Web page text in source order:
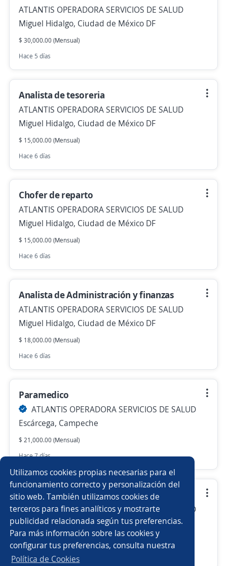
Utilizamos cookies propias necesarias para el
funcionamiento correcto y personalización del
sitio web. También utilizamos cookies de
terceros para fines analíticos y mostrarte
publicidad relacionada según tus preferencias.
Para más información sobre las cookies y
configurar tus preferencias, consulta nuestra
Política de Cookies
ATLANTIS OPERADORA SERVICIOS DE SALUD
Miguel Hidalgo, Ciudad de México DF
$ 30,000.00 (Mensual)
Hace 5 días
Analista de tesoreria
ATLANTIS OPERADORA SERVICIOS DE SALUD
Miguel Hidalgo, Ciudad de México DF
$ 15,000.00 (Mensual)
Hace 6 días
Chofer de reparto
ATLANTIS OPERADORA SERVICIOS DE SALUD
Miguel Hidalgo, Ciudad de México DF
$ 15,000.00 (Mensual)
Hace 6 días
Analista de Administración y finanzas
ATLANTIS OPERADORA SERVICIOS DE SALUD
Miguel Hidalgo, Ciudad de México DF
$ 18,000.00 (Mensual)
Hace 6 días
Paramedico
ATLANTIS OPERADORA SERVICIOS DE SALUD
Escárcega, Campeche
$ 21,000.00 (Mensual)
Hace 7 días
Medico de dictamen
ATLANTIS OPERADORA SERVICIOS DE SALUD
Miguel Hidalgo, Ciudad de México DF
Hace 7 días